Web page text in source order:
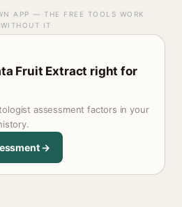
APP — THE FREE TOOLS WORK
WITHOUT IT
Fruit Extract right for
assessment factors in your
→